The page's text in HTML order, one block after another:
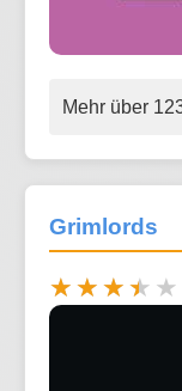
Mehr über
Grimlords